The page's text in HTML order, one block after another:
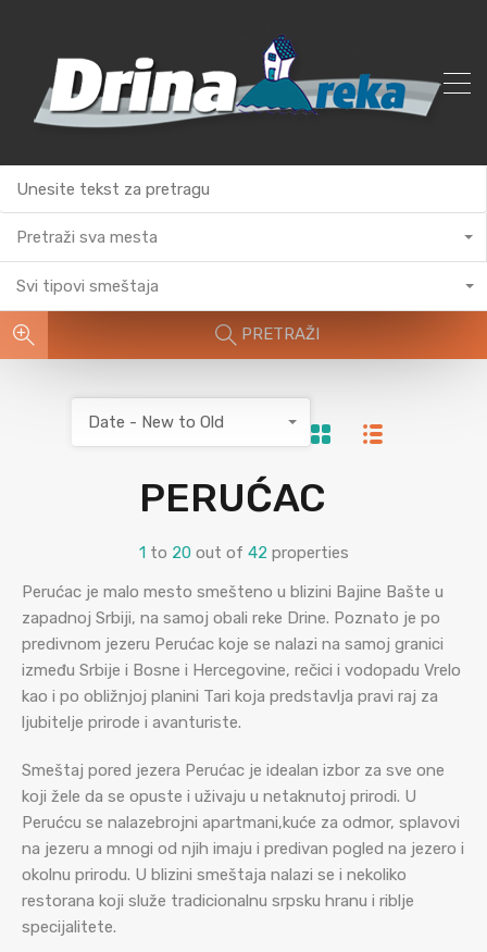
Pretraži sva mesta
Svi tipovi smeštaja
PRETRAŽI
PERUĆAC
1 to 20 out of 42 properties
Date - New to Old
Perućac je malo mesto smešteno u blizini Bajine Bašte u
zapadnoj Srbiji, na samoj obali reke Drine. Poznato je po
predivnom jezeru Perućac koje se nalazi na samoj granici
između Srbije i Bosne i Hercegovine, rečici i vodopadu Vrelo
kao i po obližnjoj planini Tari koja predstavlja pravi raj za
ljubitelje prirode i avanturiste.
Smeštaj pored jezera Perućac je idealan izbor za sve one
koji žele da se opuste i uživaju u netaknutoj prirodi. U
Perućcu se nalazebrojni apartmani,kuće za odmor, splavovi
na jezeru a mnogi od njih imaju i predivan pogled na jezero i
okolnu prirodu. U blizini smeštaja nalazi se i nekoliko
restorana koji služe tradicionalnu srpsku hranu i riblje
specijalitete.